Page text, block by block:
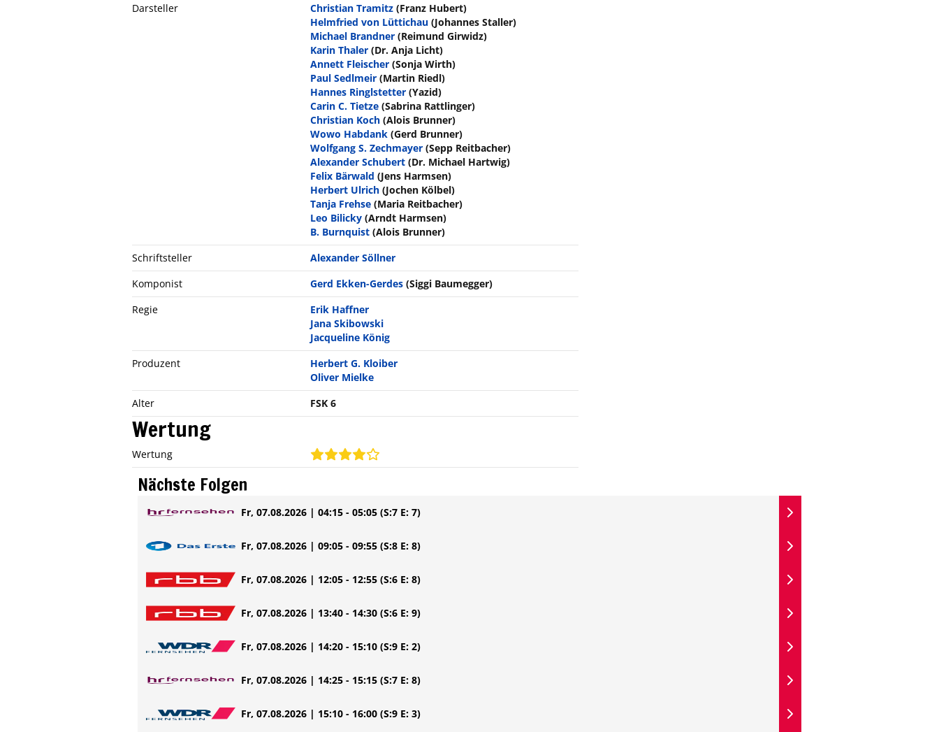
Darsteller
Christian Tramitz (Franz Hubert)
Helmfried von Lüttichau (Johannes Staller)
Michael Brandner (Reimund Girwidz)
Karin Thaler (Dr. Anja Licht)
Annett Fleischer (Sonja Wirth)
Paul Sedlmeir (Martin Riedl)
Hannes Ringlstetter (Yazid)
Carin C. Tietze (Sabrina Rattlinger)
Christian Koch (Alois Brunner)
Wowo Habdank (Gerd Brunner)
Wolfgang S. Zechmayer (Sepp Reitbacher)
Alexander Schubert (Dr. Michael Hartwig)
Felix Bärwald (Jens Harmsen)
Herbert Ulrich (Jochen Kölbel)
Tanja Frehse (Maria Reitbacher)
Leo Bilicky (Arndt Harmsen)
B. Burnquist (Alois Brunner)
Schriftsteller
Alexander Söllner
Komponist
Gerd Ekken-Gerdes (Siggi Baumegger)
Regie
Erik Haffner
Jana Skibowski
Jacqueline König
Produzent
Herbert G. Kloiber
Oliver Mielke
Alter
FSK 6
Wertung
Wertung
Nächste Folgen
Fr, 07.08.2026 | 04:15 - 05:05 (S:7 E: 7)
Fr, 07.08.2026 | 09:05 - 09:55 (S:8 E: 8)
Fr, 07.08.2026 | 12:05 - 12:55 (S:6 E: 8)
Fr, 07.08.2026 | 13:40 - 14:30 (S:6 E: 9)
Fr, 07.08.2026 | 14:20 - 15:10 (S:9 E: 2)
Fr, 07.08.2026 | 14:25 - 15:15 (S:7 E: 8)
Fr, 07.08.2026 | 15:10 - 16:00 (S:9 E: 3)